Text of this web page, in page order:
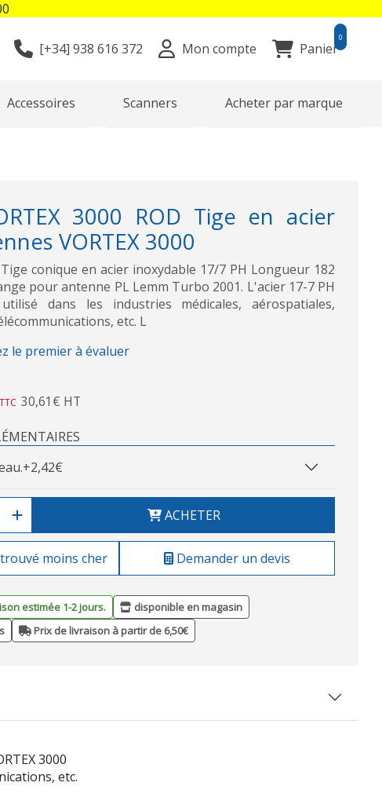
[+34] 938 616 372 Mon compte Panier
0
Accessoires Scanners Acheter par marque
3000 ROD Tige en acier
VORTEX 3000
conique en acier inoxydable 17/7 PH Longueur 182
pour antenne PL Lemm Turbo 2001. L'acier 17-7 PH
dans les industries médicales, aérospatiales,
etc. L
le premier à évaluer
TTC 30,61€ HT
+2,42€
ACHETER
moins cher Demander un devis
estimée 1-2 jours.
disponible en magasin
Prix de livraison à partir de 6,50€
3000
etc.